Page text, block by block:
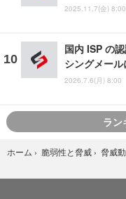
2025.11.7(金) 8:00
国内 ISP の
シングメー
2026.7.6(月) 8:00
ラン
ホーム › 脆弱性と脅威 › 脅威